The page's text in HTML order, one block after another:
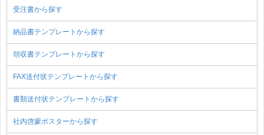
受注書から探す
納品書テンプレートから探す
領収書テンプレートから探す
FAX送付状テンプレートから探す
書類送付状テンプレートから探す
社内啓蒙ポスターから探す